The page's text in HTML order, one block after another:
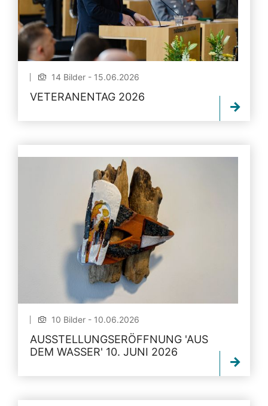
14 Bilder - 15.06.2026
VETERANENTAG 2026
10 Bilder - 10.06.2026
AUSSTELLUNGSERÖFFNUNG 'AUS
DEM WASSER' 10. JUNI 2026